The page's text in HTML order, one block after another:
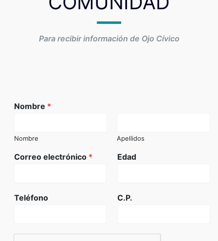
Para recibir información de Ojo Cívico
Nombre *
Nombre Apellidos
Correo electrónico * Edad
Teléfono C.P.